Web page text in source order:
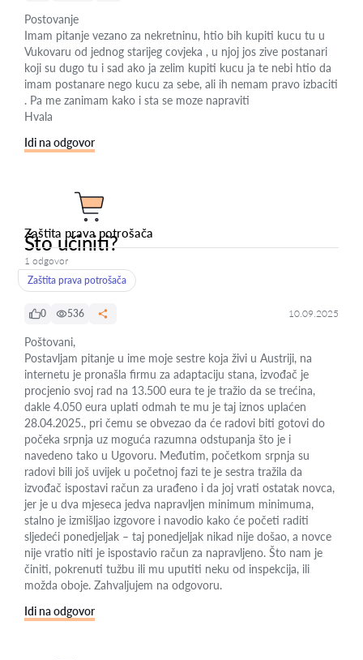
Postovanje
Imam pitanje vezano za nekretninu, htio bih kupiti kucu tu u
Vukovaru od jednog starijeg covjeka , u njoj jos zive postanari
koji su dugo tu i sad ako ja zelim kupiti kucu ja te nebi htio da
imam postanare nego kucu za sebe, ali ih nemam pravo izbaciti
. Pa me zanimam kako i sta se moze napraviti
Hvala
Idi na odgovor
Zaštita prava potrošača
Što učiniti?
1 odgovor
Zaštita prava potrošača
0 536 10.09.2025
Poštovani,
Postavljam pitanje u ime moje sestre koja živi u Austriji, na
internetu je pronašla firmu za adaptaciju stana, izvođač je
procjenio svoj rad na 13.500 eura te je tražio da se trećina,
dakle 4.050 eura uplati odmah te mu je taj iznos uplaćen
28.04.2025., pri čemu se obvezao da će radovi biti gotovi do
počeka srpnja uz moguća razumna odstupanja što je i
navedeno tako u Ugovoru. Međutim, početkom srpnja su
radovi bili još uvijek u početnoj fazi te je sestra tražila da
izvođač ispostavi račun za urađeno i da joj vrati ostatak novca,
jer je u dva mjeseca jedva napravljen minimum minimuma,
stalno je izmišljao izgovore i navodio kako će početi raditi
sljedeći ponedjeljak – taj ponedjeljak nikad nije došao, a novce
nije vratio niti je ispostavio račun za napravljeno. Što nam je
činiti, pokrenuti tužbu ili mu uputiti neku od inspekcija, ili
možda oboje. Zahvaljujem na odgovoru.
Idi na odgovor